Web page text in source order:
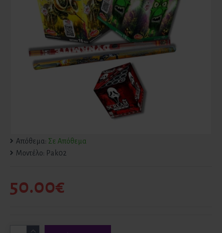
Απόθεμα: Σε Απόθεμα
Μοντέλο: Pak02
50.00€